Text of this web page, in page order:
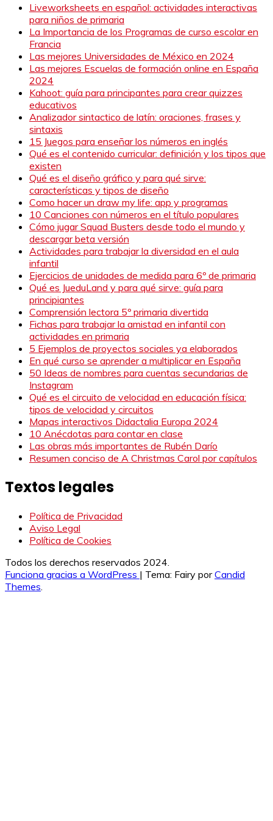
Liveworksheets en español: actividades interactivas
para niños de primaria
La Importancia de los Programas de curso escolar en
Francia
Las mejores Universidades de México en 2024
Las mejores Escuelas de formación online en España
2024
Kahoot: guía para principantes para crear quizzes
educativos
Analizador sintactico de latín: oraciones, frases y
sintaxis
15 Juegos para enseñar los números en inglés
Qué es el contenido curricular: definición y los tipos que
existen
Qué es el diseño gráfico y para qué sirve:
características y tipos de diseño
Como hacer un draw my life: app y programas
10 Canciones con números en el título populares
Cómo jugar Squad Busters desde todo el mundo y
descargar beta versión
Actividades para trabajar la diversidad en el aula
infantil
Ejercicios de unidades de medida para 6º de primaria
Qué es JueduLand y para qué sirve: guía para
principiantes
Comprensión lectora 5º primaria divertida
Fichas para trabajar la amistad en infantil con
actividades en primaria
5 Ejemplos de proyectos sociales ya elaborados
En qué curso se aprender a multiplicar en España
50 Ideas de nombres para cuentas secundarias de
Instagram
Qué es el circuito de velocidad en educación física:
tipos de velocidad y circuitos
Mapas interactivos Didactalia Europa 2024
10 Anécdotas para contar en clase
Las obras más importantes de Rubén Darío
Resumen conciso de A Christmas Carol por capítulos
Textos legales
Política de Privacidad
Aviso Legal
Política de Cookies
Todos los derechos reservados 2024.
Funciona gracias a WordPress | Tema: Fairy porCandid
Themes